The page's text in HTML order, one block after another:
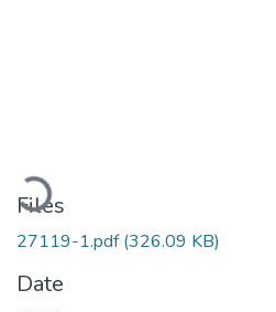
Loading...
Files
27119-1.pdf(326.09 KB)
Date